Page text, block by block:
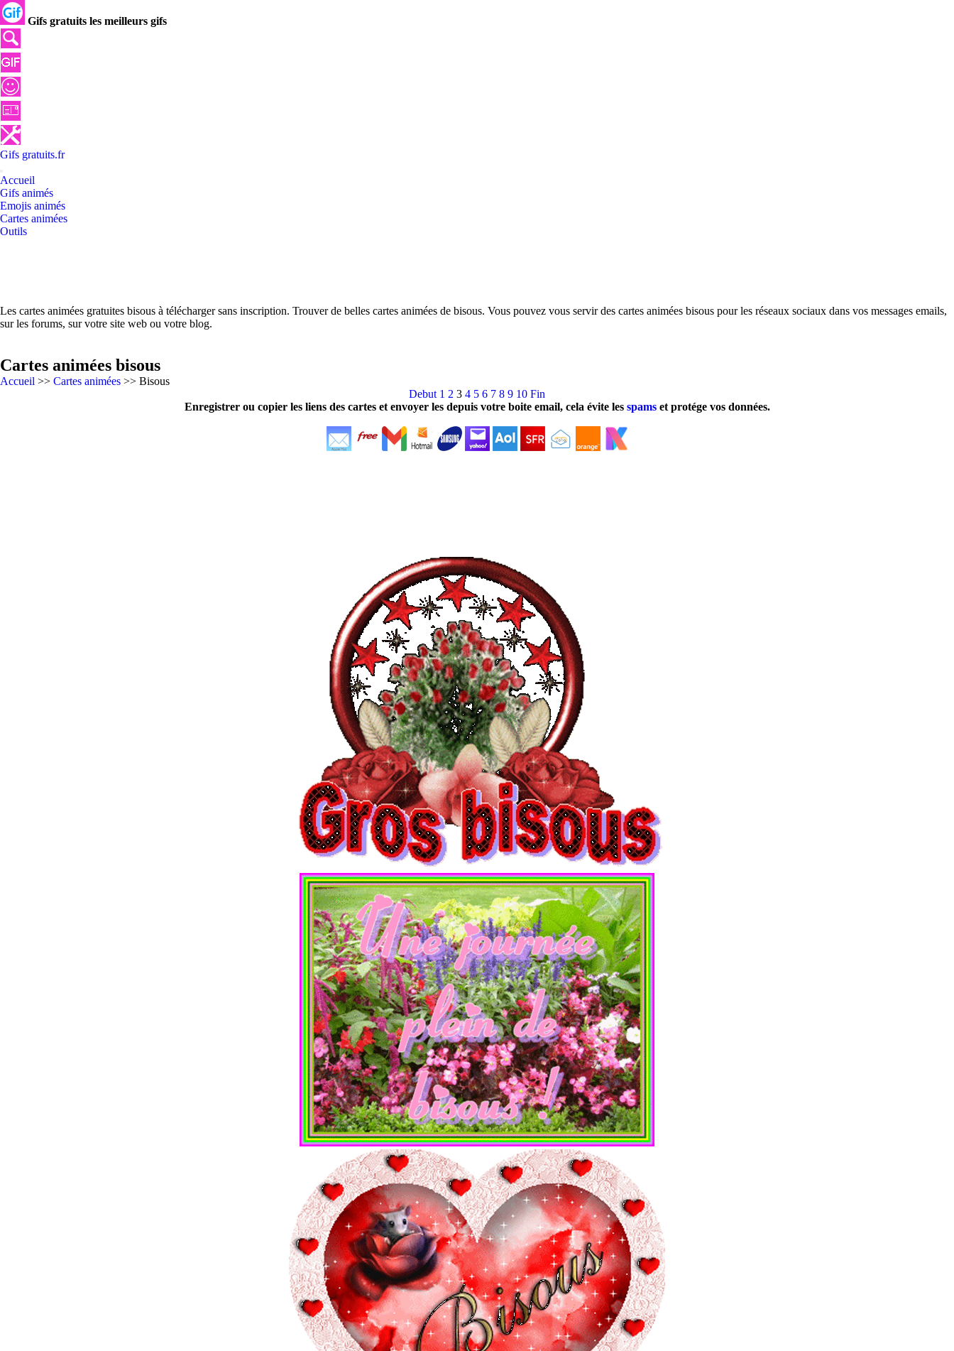
Gifs gratuits les meilleurs gifs
Gifs gratuits.fr
Accueil
Gifs animés
Emojis animés
Cartes animées
Outils
Les cartes animées gratuites bisous à télécharger sans inscription. Trouver de belles cartes animées de bisous. Vous pouvez vous servir des cartes animées bisous pour les réseaux sociaux dans vos messages emails,
sur les forums, sur votre site web ou votre blog.
Cartes animées bisous
Accueil >> Cartes animées >> Bisous
Debut 1 2 3 4 5 6 7 8 9 10 Fin
Enregistrer ou copier les liens des cartes et envoyer les depuis votre boite email, cela évite les spamset protége vos données.